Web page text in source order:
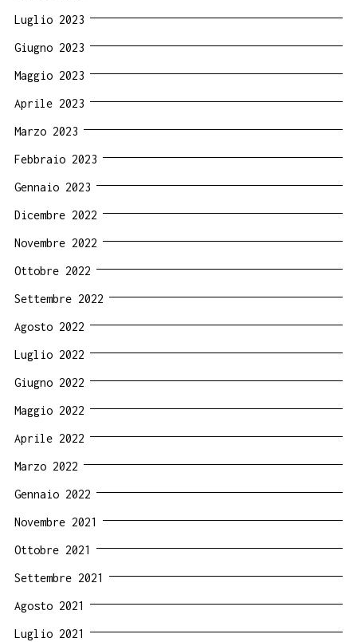
Luglio 2023
Giugno 2023
Maggio 2023
Aprile 2023
Marzo 2023
Febbraio 2023
Gennaio 2023
Dicembre 2022
Novembre 2022
Ottobre 2022
Settembre 2022
Agosto 2022
Luglio 2022
Giugno 2022
Maggio 2022
Aprile 2022
Marzo 2022
Gennaio 2022
Novembre 2021
Ottobre 2021
Settembre 2021
Agosto 2021
Luglio 2021